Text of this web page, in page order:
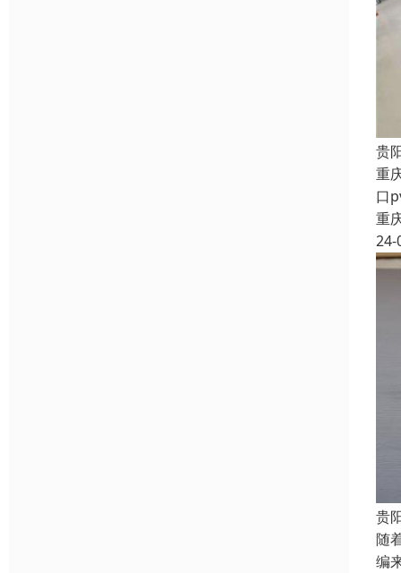
贵
重
口
重
24-
贵
随
编